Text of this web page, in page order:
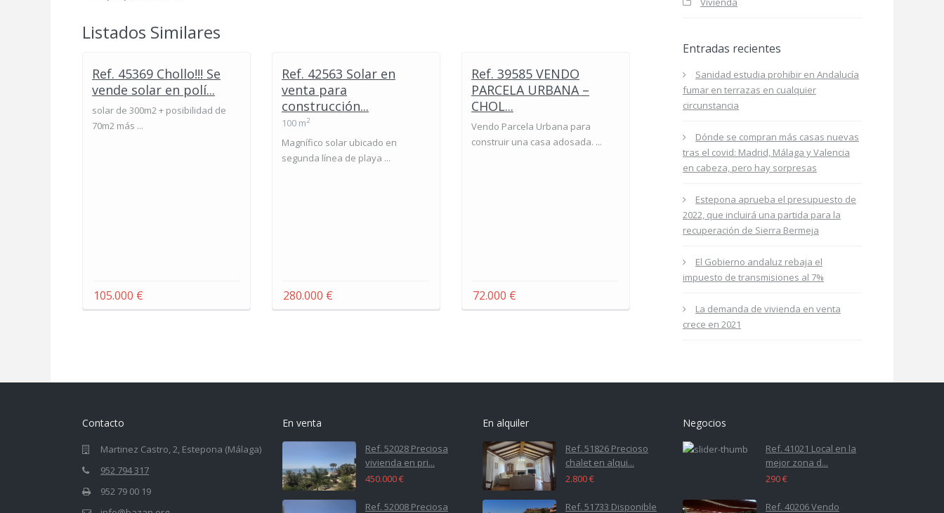
Listados Similares
Ref. 45369 Chollo!!! Se
vende solar en polí...
solar de 300m2 + posibilidad de
70m2 más ...
105.000 €
Ref. 42563 Solar en
venta para
construcción...
100 m2
Magnífico solar ubicado en
segunda línea de playa ...
280.000 €
Ref. 39585 VENDO
PARCELA URBANA –
CHOL...
Vendo Parcela Urbana para
construir una casa adosada. ...
72.000 €
Entradas recientes
Sanidad estudia prohibir en Andalucía
fumar en terrazas en cualquier
circunstancia
Dónde se compran más casas nuevas
tras el covid: Madrid, Málaga y Valencia
en cabeza, pero hay sorpresas
Estepona aprueba el presupuesto de
2022, que incluirá una partida para la
recuperación de Sierra Bermeja
El Gobierno andaluz rebaja el
impuesto de transmisiones al 7%
La demanda de vivienda en venta
crece en 2021
Contacto
Martinez Castro, 2, Estepona (Málaga)
952 794 317
952 79 00 19
En venta
Ref. 52028 Preciosa
vivienda en pri...
450.000 €
Ref. 52008 Preciosa
En alquiler
Ref. 51826 Precioso
chalet en alqui...
2.800 €
Ref. 51733 Disponible
Negocios
Ref. 41021 Local en la
mejor zona d...
290 €
Ref. 40206 Vendo